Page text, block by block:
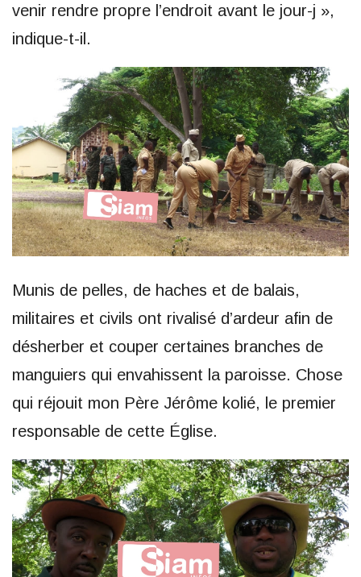
venir rendre propre l’endroit avant le jour-j »,
indique-t-il.
Munis de pelles, de haches et de balais,
militaires et civils ont rivalisé d’ardeur afin de
désherber et couper certaines branches de
manguiers qui envahissent la paroisse. Chose
qui réjouit mon Père Jérôme kolié, le premier
responsable de cette Église.